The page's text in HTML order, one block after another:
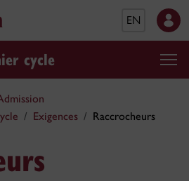
EN
cycle
Exigences Raccrocheurs